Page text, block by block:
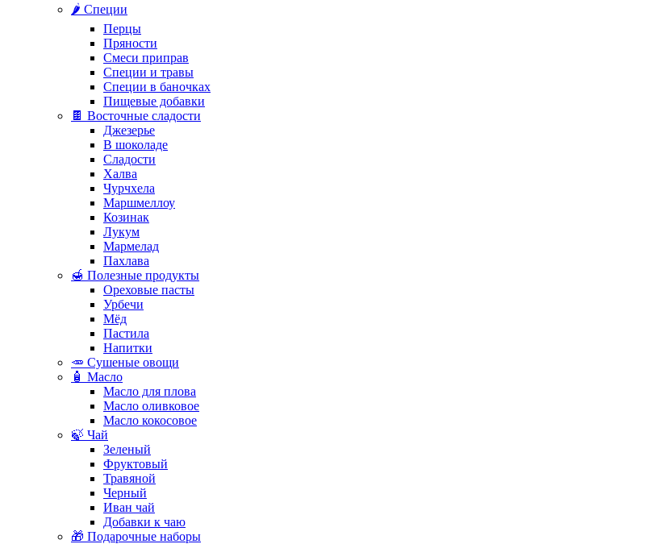
🌶️ Специи
Перцы
Пряности
Смеси приправ
Специи и травы
Специи в баночках
Пищевые добавки
🍫 Восточные сладости
Джезерье
В шоколаде
Сладости
Халва
Чурчхела
Маршмеллоу
Козинак
Лукум
Мармелад
Пахлава
🍯 Полезные продукты
Ореховые пасты
Урбечи
Мёд
Пастила
Напитки
🥕 Сушеные овощи
🧴 Масло
Масло для плова
Масло оливковое
Масло кокосовое
🍃 Чай
Зеленый
Фруктовый
Травяной
Черный
Иван чай
Добавки к чаю
🎁 Подарочные наборы